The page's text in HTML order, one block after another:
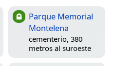
Parque Memorial
Montelena
cementerio, 380
metros al suroeste